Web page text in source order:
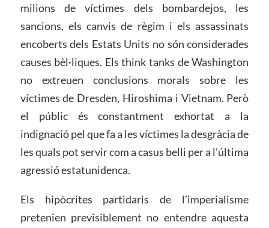
milions de víctimes dels bombardejos, les
sancions, els canvis de règim i els assassinats
encoberts dels Estats Units no són considerades
causes bèl·liques. Els think tanks de Washington
no extreuen conclusions morals sobre les
víctimes de Dresden, Hiroshima i Vietnam. Però
el públic és constantment exhortat a la
indignació pel que fa a les víctimes la desgràcia de
les quals pot servir com a casus belli per a l’última
agressió estatunidenca.
Els hipòcrites partidaris de l’imperialisme
pretenien previsiblement no entendre aquesta